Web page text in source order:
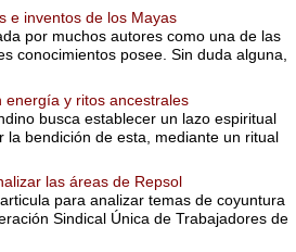
e inventos de los Mayas
por muchos autores como una de las
conocimientos posee. Sin duda alguna,
energía y ritos ancestrales
busca establecer un lazo espiritual
la bendición de esta, mediante un ritual
las áreas de Repsol
para analizar temas de coyuntura
Sindical Única de Trabajadores de